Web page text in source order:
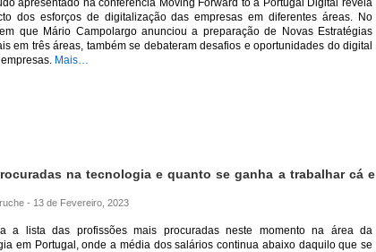
apresentado na conferência Moving Forward to a Portugal Digital revela
dos esforços de digitalização das empresas em diferentes áreas. No
que Mário Campolargo anunciou a preparação de Novas Estratégias
em três áreas, também se debateram desafios e oportunidades do digital
Mais…
na tecnologia e quanto se ganha a trabalhar cá e
- 13 de Fevereiro, 2023
a lista das profissões mais procuradas neste momento na área da
em Portugal, onde a média dos salários continua abaixo daquilo que se